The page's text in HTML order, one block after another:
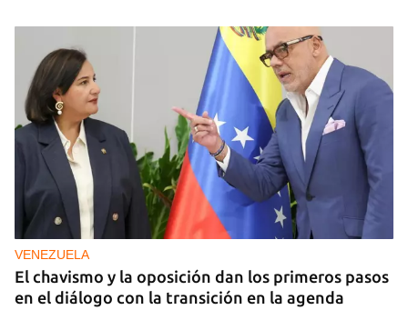
VENEZUELA
El chavismo y la oposición dan los primeros pasos
en el diálogo con la transición en la agenda